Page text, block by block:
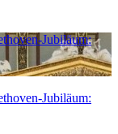
Jubiläum:
Jubiläum: